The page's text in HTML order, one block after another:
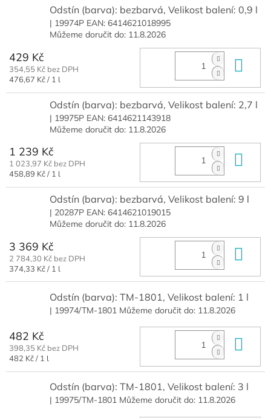
Odstín (barva): bezbarvá, Velikost balení: 0,9 l
| 19974P EAN: 6414621018995
Můžeme doručit do: 11.8.2026
429 Kč
354,55 Kč bez DPH
Měrná
476,67 Kč / 1 l
Odstín (barva): bezbarvá, Velikost balení: 2,7 l
| 19975P EAN: 6414621143918
Můžeme doručit do: 11.8.2026
1 239 Kč
1 023,97 Kč bez DPH
Měrná
458,89 Kč / 1 l
Odstín (barva): bezbarvá, Velikost balení: 9 l
| 20287P EAN: 6414621019015
Můžeme doručit do: 11.8.2026
3 369 Kč
2 784,30 Kč bez DPH
Měrná
cena:
374,33 Kč / 1 l
Odstín (barva): TM-1801, Velikost balení: 1 l
| 19974/TM-1801 Můžeme doručit do: 11.8.2026
482 Kč
398,35 Kč bez DPH
Měrná
482 Kč / 1 l
Odstín (barva): TM-1801, Velikost balení: 3 l
| 19975/TM-1801 Můžeme doručit do: 11.8.2026